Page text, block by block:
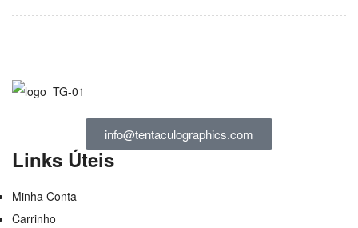
info@tentaculographics.com
Links Úteis
Minha Conta
Carrinho